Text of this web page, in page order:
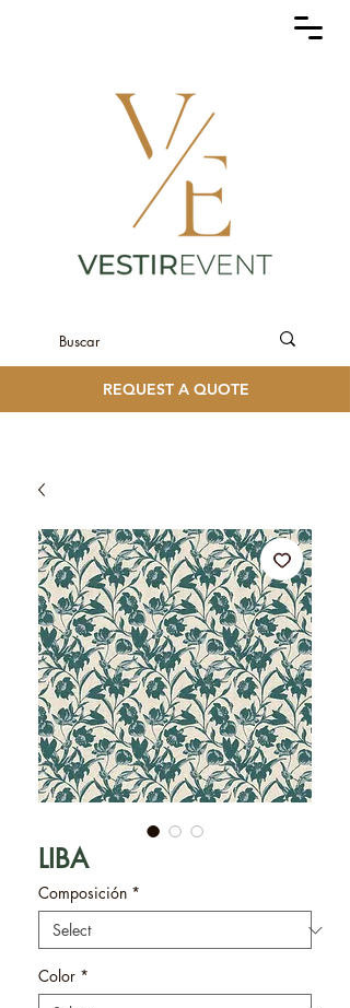
REQUEST A QUOTE
LIBA
Composición *
Color *